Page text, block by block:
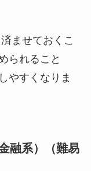
ませておくこ
られること
やすくなりま
融系）（難易